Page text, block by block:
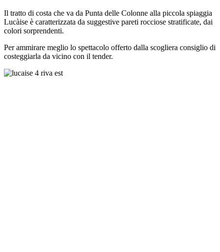
Il tratto di costa che va da Punta delle Colonne alla piccola spiaggia
Lucàise è caratterizzata da suggestive pareti rocciose stratificate, dai
colori sorprendenti.
Per ammirare meglio lo spettacolo offerto dalla scogliera consiglio di
costeggiarla da vicino con il tender.